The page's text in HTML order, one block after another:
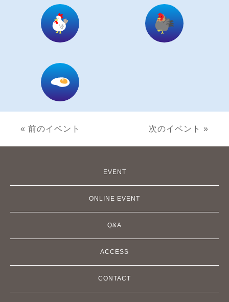
« 前のイベント 次のイベント »
EVENT
ONLINE EVENT
Q&A
ACCESS
CONTACT